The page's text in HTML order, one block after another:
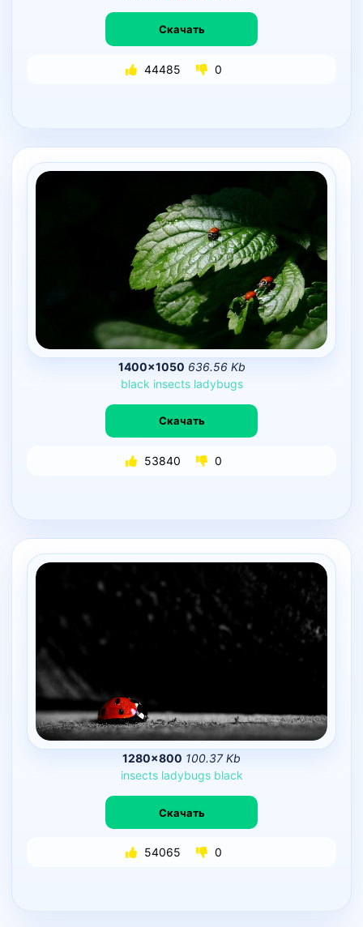
Скачать
44485 0
1400×1050 636.56 Kb
black insects ladybugs
Скачать
53840 0
1280×800 100.37 Kb
insects ladybugs black
Скачать
54065 0